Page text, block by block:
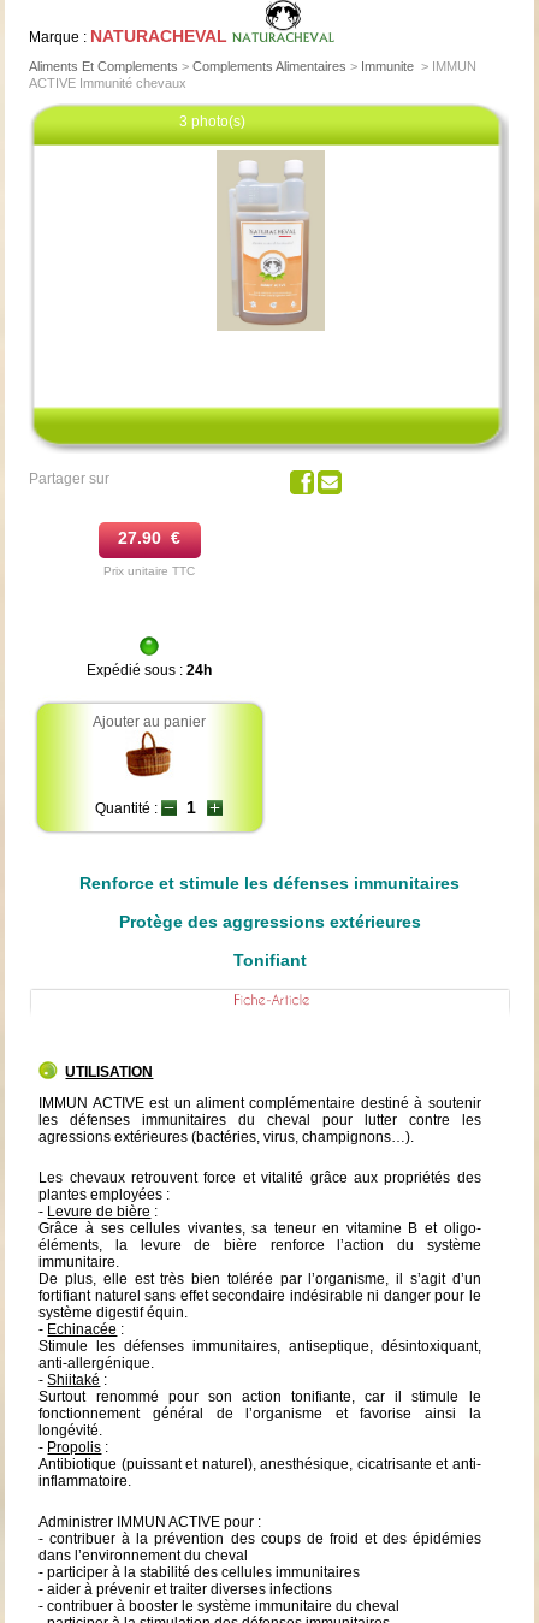
Marque : NATURACHEVAL
Aliments Et Complements > Complements Alimentaires > Immunite > IMMUN
ACTIVE Immunité chevaux
3 photo(s)
Partager sur
27.90 €
Prix unitaire TTC
Expédié sous :24h
Ajouter au panier
Quantité :
Renforce et stimule les défenses immunitaires
Protège des aggressions extérieures
Tonifiant
UTILISATION
IMMUN ACTIVE est un aliment complémentaire destiné à soutenir
les défenses immunitaires du cheval pour lutter contre les
agressions extérieures (bactéries, virus, champignons…).
Les chevaux retrouvent force et vitalité grâce aux propriétés des
plantes employées :
- Levure de bière :
Grâce à ses cellules vivantes, sa teneur en vitamine B et oligo-
éléments, la levure de bière renforce l’action du système
immunitaire.
De plus, elle est très bien tolérée par l’organisme, il s’agit d’un
fortifiant naturel sans effet secondaire indésirable ni danger pour le
système digestif équin.
- Echinacée :
Stimule les défenses immunitaires, antiseptique, désintoxiquant,
anti-allergénique.
-Shiitaké :
Surtout renommé pour son action tonifiante, car il stimule le
fonctionnement général de l’organisme et favorise ainsi la
longévité.
- Propolis :
Antibiotique (puissant et naturel), anesthésique, cicatrisante et anti-
inflammatoire.
Administrer IMMUN ACTIVE pour :
- contribuer à la prévention des coups de froid et des épidémies
dans l’environnement du cheval
- participer à la stabilité des cellules immunitaires
- aider à prévenir et traiter diverses infections
- contribuer à booster le système immunitaire du cheval